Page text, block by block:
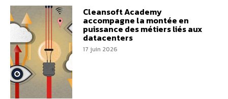
Cleansoft Academy
accompagne la montée en
puissance des métiers liés aux
datacenters
17 juin 2026